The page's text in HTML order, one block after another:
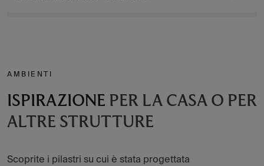
AMBIENTI
ISPIRAZIONE PER LA CASA O PER
ALTRE STRUTTURE
Scoprite i pilastri su cui è stata progettata